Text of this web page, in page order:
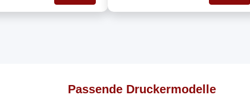
Passende Druckermodelle